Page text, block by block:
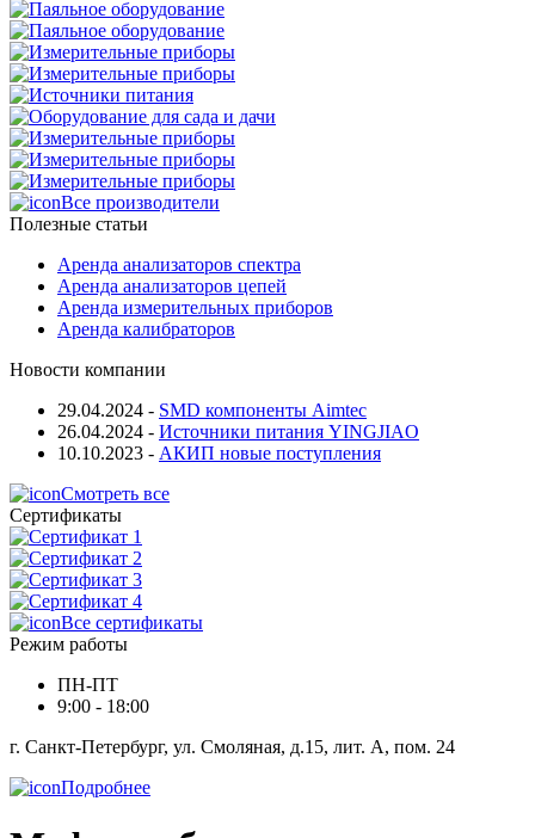
Все производители
Полезные статьи
Аренда анализаторов спектра
Аренда анализаторов цепей
Аренда измерительных приборов
Аренда калибраторов
Новости компании
29.04.2024 - SMD компоненты Aimtec
26.04.2024 - Источники питания YINGJIAO
10.10.2023 - АКИП новые поступления
Смотреть все
Сертификаты
Все сертификаты
Режим работы
ПН-ПТ
9:00 - 18:00
г. Санкт-Петербург, ул. Смоляная, д.15, лит. А, пом. 24
Подробнее